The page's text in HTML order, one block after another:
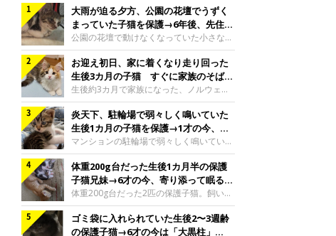
大雨が迫る夕方、公園の花壇でうずく
まっていた子猫を保護→6年後、先住猫
と“姉妹”のような関係に
公園の花壇で動けなくなっていた小さな子
猫。家族に迎えられてから6年、先住猫と
の間には深い絆が育まれていました。保護
当時のティダちゃん。
@muumuu62197189紹介するのは、
X（旧Twitter）ユーザー
@muumuu62197189さんの愛猫・ティダ
ちゃん（取材時6才）の成長記録です。こ
ちらは、生後3カ月ごろのティダちゃん。
飼い主さんが出会ったのは、夜から大雨に
なると予報されていた日の夕方でした。花
壇で動けずにいた子猫保護したばかりのテ
ィダちゃん。@muumuu62197189飼い主
さんは、公園の
お迎え初日、家に着くなり走り回った
生後3カ月の子猫 すぐに家族のそばで
落ち着く姿に「迎えてよかった」
生後約3カ月で家族になった、ノルウェー
ジャンフォレストキャットの子猫。お迎え
翌日には、すでに家でくつろぐ様子を見せ
ていました。お迎え翌日、ベッドでうとう
とするむうちゃんお迎え翌日のむうちゃ
ん。@umimugi0304紹介するのは、
Instagramユーザー@umimugi0304さんの
愛猫・むうちゃん（撮影時、生後約3カ月
／ノルウェージャンフォレストキャッ
ト）。こちらは、お迎え翌日に撮影された
一枚。ゴハンをお腹いっぱい食べたむうち
ゃんは眠くなり、飼い主さん夫婦のベッド
炎天下、駐輪場で弱々しく鳴いていた
生後1カ月の子猫を保護→1才の今、筋
肉質でツンデレなコに成長
マンションの駐輪場で弱々しく鳴いてい
た、生後1カ月ほどの子猫。家族に迎えら
れてから1年、体も行動も大きく成長しま
した。炎天下の駐輪場で鳴いていた小さな
子猫保護当時のモモちゃん。@Kingponzu
紹介するのは、X（旧Twitter）ユーザー
@Kingponzuさんの愛猫・モモちゃん（取
材時1才）の成長記録です。こちらは、モ
体重200g台だった生後1カ月半の保護
子猫兄妹→6才の今、寄り添って眠る姿
にほっこり！
体重200g台だった2匹の保護子猫。飼い主
さんの家族になってから6年、ともに成長
するなかで、2匹の関係にも少しずつ変化
が見られました。家族になったばかりの小
ゴミ袋に入れられていた生後2〜3週齢
の保護子猫→6才の今は「大黒柱」